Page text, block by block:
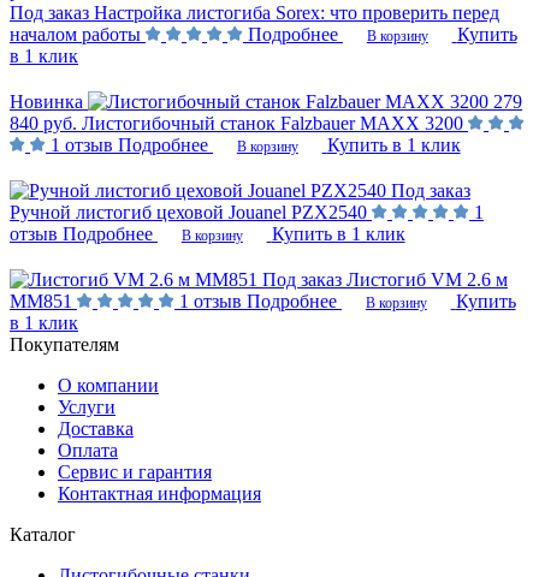
Под заказ Настройка листогиба Sorex: что проверить перед
началом работы
Подробнее В корзину
Купить
в 1 клик
Новинка
279
840 руб. Листогибочный станок Falzbauer MAXX 3200
1 отзыв Подробнее В корзину Купить в 1 клик
Под заказ
Ручной листогиб цеховой Jouanel PZX2540
1
отзыв Подробнее В корзину Купить в 1 клик
Под заказ Листогиб VM 2.6 м
MM851
1 отзыв Подробнее В корзину
Купить
в 1 клик
Покупателям
О компании
Услуги
Доставка
Оплата
Сервис и гарантия
Контактная информация
Каталог